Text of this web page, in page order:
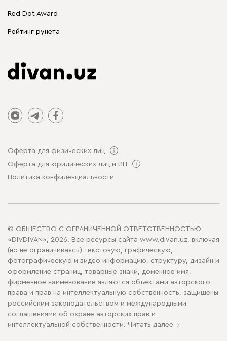
Столы и стулья
Red Dot Award
Рейтинг рунета
Оферта для физических лиц
Оферта для юридических лиц и ИП
Политика конфиденциальности
© ОБЩЕСТВО С ОГРАНИЧЕННОЙ ОТВЕТСТВЕННОСТЬЮ
«DIVDIVAN», 2026. Все ресурсы сайта www.divan.uz, включая
(но не ограничиваясь) текстовую, графическую,
фотографическую и видео информацию, структуру, дизайн и
оформление страниц, товарные знаки, доменное имя,
фирменное наименование являются объектами авторского
права и прав на интеллектуальную собственность, защищены
российским законодательством и международными
соглашениями об охране авторских прав и
интеллектуальной собственности. Читать далее